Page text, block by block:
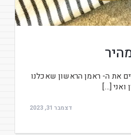
את ה- ראמן הראשון שאכלנו
ואני […]
דצמבר 31, 2023